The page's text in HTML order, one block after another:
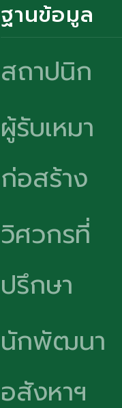
ฐานข้อมูล
สถาปนิก
ผู้รับเหมา
ก่อสร้าง
วิศวกรที่
ปรึกษา
นักพัฒนา
อสังหาฯ